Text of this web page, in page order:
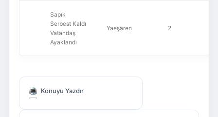
Sapık
Serbest Kaldı
Vatandaş
Ayaklandı
Yaeşaren 2
Konuyu Yazdır